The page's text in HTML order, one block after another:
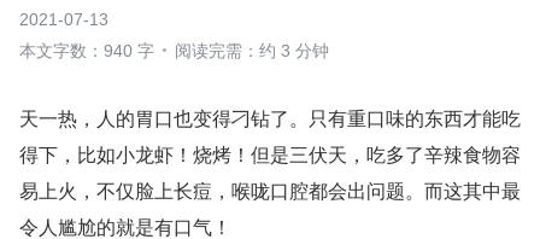
2021-07-13
本文字数：940 字
阅读完需：约 3 分钟
天一热，人的胃口也变得刁钻了。只有重口味的东西才能吃
得下，比如小龙虾！烧烤！但是三伏天，吃多了辛辣食物容
易上火，不仅脸上长痘，喉咙口腔都会出问题。而这其中最
令人尴尬的就是有口气！